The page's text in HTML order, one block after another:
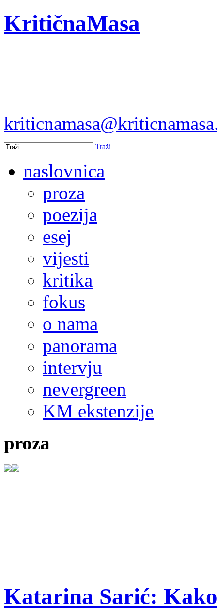
KritičnaMasa
Traži
naslovnica
proza
poezija
esej
vijesti
kritika
fokus
o nama
panorama
intervju
nevergreen
KM ekstenzije
proza
Katarina Sarić: